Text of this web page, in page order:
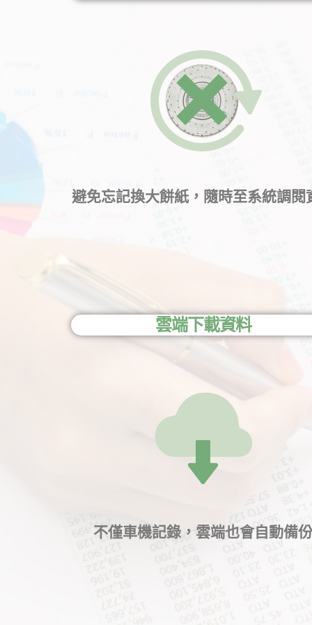
避免忘記換大餅紙，隨時至系統調閱
雲端下載資料
不僅車機記錄，雲端也會自動備